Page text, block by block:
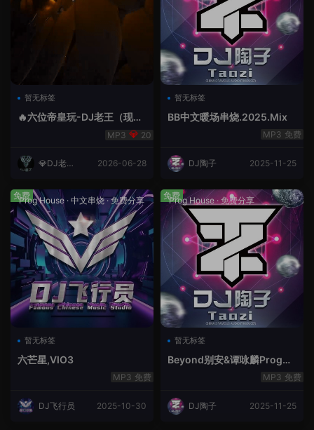
暂无标签
🔥六位帝皇玩-DJ老王（现场
20
💎DJ老王
2026-06-28
暂无标签
BB中文暖场串烧.2025.Mix
免费
DJ陶子 2025-11-25
Prog House · 中文串烧·免费分享
暂无标签
六芒星,VIO3
免费
DJ飞行员 2025-10-30
免费 Prog House·免费分享
暂无标签
Beyond别安&谭咏麟ProgHo
免费
DJ陶子 2025-11-25
免费